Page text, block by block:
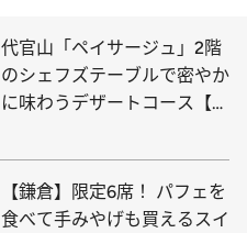
代官山「ペイサージュ」2階
のシェフズテーブルで密やか
に味わうデザートコース【全
【鎌倉】限定6席！ パフェを
食べて手みやげも買えるスイ